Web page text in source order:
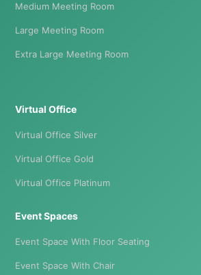
Medium Meeting Room
Large Meeting Room
Extra Large Meeting Room
Virtual Office
Virtual Office Silver
Virtual Office Gold
Virtual Office Platinum
Event Spaces
Event Space With Floor Seating
Event Space With Chair